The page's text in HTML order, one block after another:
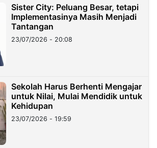
Sister City: Peluang Besar, tetapi
Implementasinya Masih Menjadi
Tantangan
23/07/2026 - 20:08
Sekolah Harus Berhenti Mengajar
untuk Nilai, Mulai Mendidik untuk
Kehidupan
23/07/2026 - 19:59